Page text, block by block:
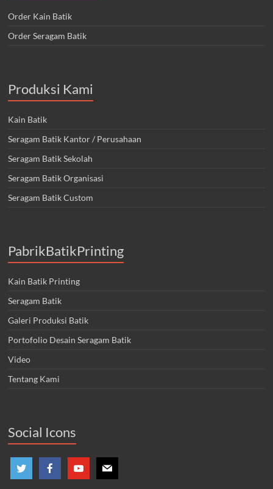
Order Kain Batik
Order Seragam Batik
Produksi Kami
Kain Batik
Seragam Batik Kantor / Perusahaan
Seragam Batik Sekolah
Seragam Batik Organisasi
Seragam Batik Custom
PabrikBatikPrinting
Kain Batik Printing
Seragam Batik
Galeri Produksi Batik
Portofolio Desain Seragam Batik
Video
Tentang Kami
Social Icons